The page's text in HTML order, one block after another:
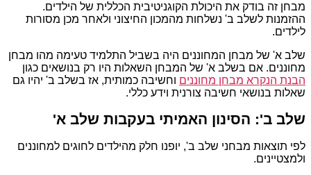
מבחן זה בודק את היכולת הקוגניטיבית הכללית של הילדים.
ההזמנות לשלב ב' נשלחות מהמכון החיצוני ולאחר מכן מסורות
לילדים.
שלב א' של מבחן המחוננים היה בשביל התלמיד טעימה מהו מבחן
מחוננים. אם בשלב א' של המבחן השאלות היו רק בנושאים כגון
הבנת הנקרא מבחן מחוננים וחשיבה כמותית, אז בשלב ב' יהיו גם
שאלות בנושאי חשיבה צורנית וידע כללי.
שלב ב': הסינון האמיתי בעקבות שלב א'
לפי תוצאות מבחני שלב ב', יופנו חלק מהילדים לחוגים למחוננים
ולמצטיינים.